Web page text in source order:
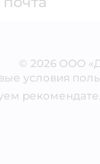
Блог
© 2026 ООО
условия